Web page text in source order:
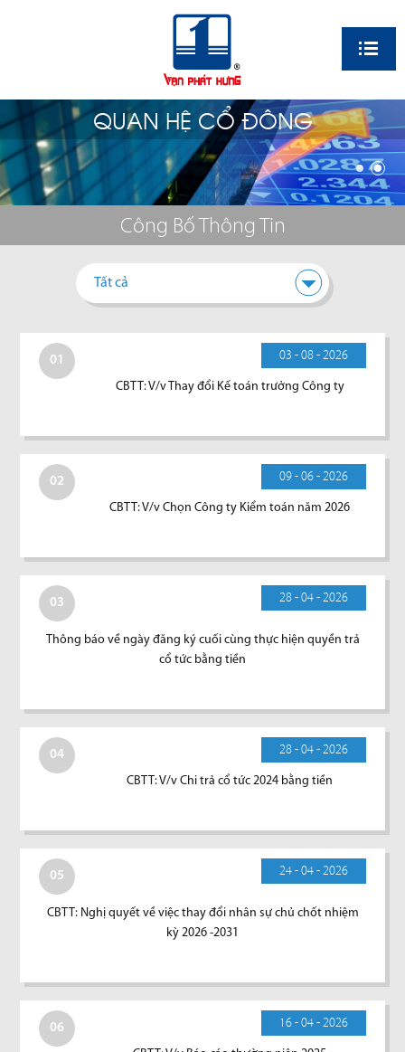
QUAN HỆ CỔ ĐÔNG
Công Bố Thông Tin
Tất cả
01 03 - 08 - 2026
CBTT: V/v Thay đổi Kế toán trưởng Công ty
02 09 - 06 - 2026
CBTT: V/v Chọn Công ty Kiểm toán năm 2026
03 28 - 04 - 2026
Thông báo về ngày đăng ký cuối cùng thực hiện quyền trả
cổ tức bằng tiền
04 28 - 04 - 2026
CBTT: V/v Chi trả cổ tức 2024 bằng tiền
05 24 - 04 - 2026
CBTT: Nghị quyết về việc thay đổi nhân sự chủ chốt nhiệm
kỳ 2026 -2031
06 16 - 04 - 2026